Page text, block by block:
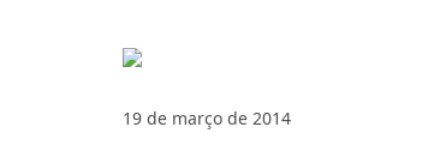
19 de março de 2014